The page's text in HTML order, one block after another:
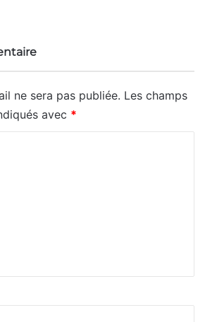
ne sera pas publiée. Les champs
avec *